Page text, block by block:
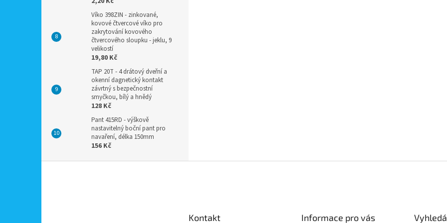
Víko 398ZIN - zinkované,
kovové čtvercové víko pro
zakrytování kovového
čtvercového sloupku - jeklu, 9
velikostí
19,80 Kč
TAP 20T - 4 drátový dveřní a
okenní dagnetický kontakt
závrtný s bezpečnostní
smyčkou, bílý a hnědý
128 Kč
Pant 415RD - výškově
nastavitelný boční pant pro
navaření, délka 150mm
156 Kč
Kontakt Informace pro vás